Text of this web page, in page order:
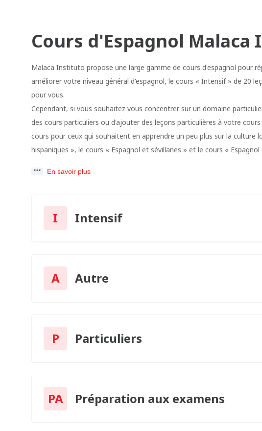
Cours d'Espagnol
Malaca Instituto propose une large gamme de cours d'espagnol pour
améliorer votre niveau général d'espagnol, le cours « Intensif » de 20
pour vous.
Cependant, si vous souhaitez vous concentrer sur un domaine
des cours particuliers ou d'ajouter des leçons particulières à votre
cours pour ceux qui souhaitent en apprendre un peu plus sur la culture
hispaniques », le cours « Espagnol et sévillanes » et le cours « Espagnol
En savoir plus
I Intensif
A Autre
P Particuliers
PA Préparation aux examens